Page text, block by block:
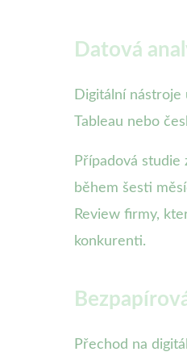
Datová
Digitální
Tableau nebo
Případová
během šesti
Review firmy,
konkurenti.
Přechod na